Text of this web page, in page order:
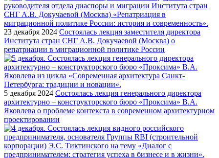
23 декабря 2024 Состоялась лекция заместителя директора
Института стран СНГ А.В. Докучаевой (Москва) о
репатриации в миграционной политике России
5 декабря 2024 Состоялась лекция генерального директора
архитектурно – конструкторского бюро «Проксима» В.А.
Яковлева о проблеме контекста в современном архитектурном
проектировании